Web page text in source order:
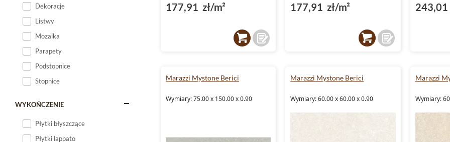
Dekoracje
Listwy
Mozaika
Parapety
Podstopnice
Stopnice
WYKOŃCZENIE
Płytki błyszczące
Płytki lappato
177,91 zł/m² 177,91 zł/m² 243,01
Marazzi Mystone Berici
Wymiary: 75.00 x 150.00 x 0.90
Marazzi Mystone Berici
Wymiary: 60.00 x 60.00 x 0.90
Marazzi
Wymiary: